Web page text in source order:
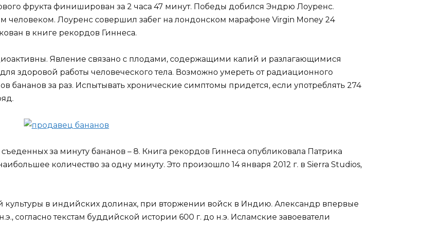
фрукта финиширован за 2 часа 47 минут. Победы добился Эндрю Лоуренс.
человеком. Лоуренс совершил забег на лондонском марафоне Virgin Money 24
в книге рекордов Гиннеса.
Явление связано с плодами, содержащими калий и разлагающимися
здоровой работы человеческого тела. Возможно умереть от радиационного
бананов за раз. Испытывать хронические симптомы придется, если употреблять 274
за минуту бананов – 8. Книга рекордов Гиннеса опубликовала Патрика
количество за одну минуту. Это произошло 14 января 2012 г. в Sierra Studios,
культуры в индийских долинах, при вторжении войск в Индию. Александр впервые
согласно текстам буддийской истории 600 г. до н.э. Исламские завоеватели